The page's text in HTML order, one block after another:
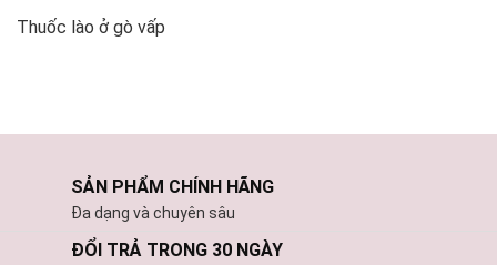
Thuốc lào ở gò vấp
SẢN PHẨM CHÍNH HÃNG
Đa dạng và chuyên sâu
ĐỔI TRẢ TRONG 30 NGÀY